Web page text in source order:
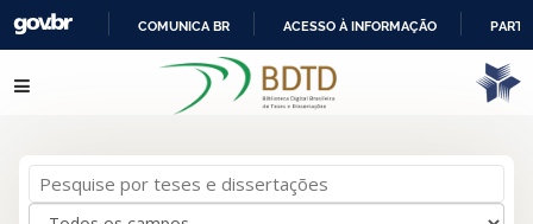
IR
PARA
COMUNICA BR ACESSO À INFORMAÇÃO
resultados de 1para a busca '
Luna, Willian
Fernandes [UNESP]
Pular para o conteúdo